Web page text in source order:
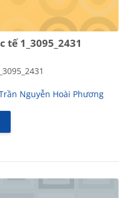
1_3095_2431
Nguyễn Hoài Phương